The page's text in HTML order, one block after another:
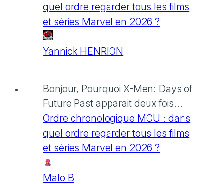
quel ordre regarder tous les films
et séries Marvel en 2026 ?
Yannick HENRION
Bonjour, Pourquoi X-Men: Days of
Future Past apparait deux fois...
Ordre chronologique MCU : dans
quel ordre regarder tous les films
et séries Marvel en 2026 ?
Malo B